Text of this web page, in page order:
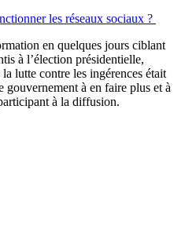
les réseaux sociaux ?
en quelques jours ciblant
à l’élection présidentielle,
lutte contre les ingérences était
à en faire plus et à
à la diffusion.